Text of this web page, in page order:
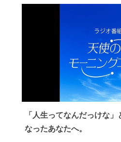
「人生ってなんだっけな」
なったあなたへ。